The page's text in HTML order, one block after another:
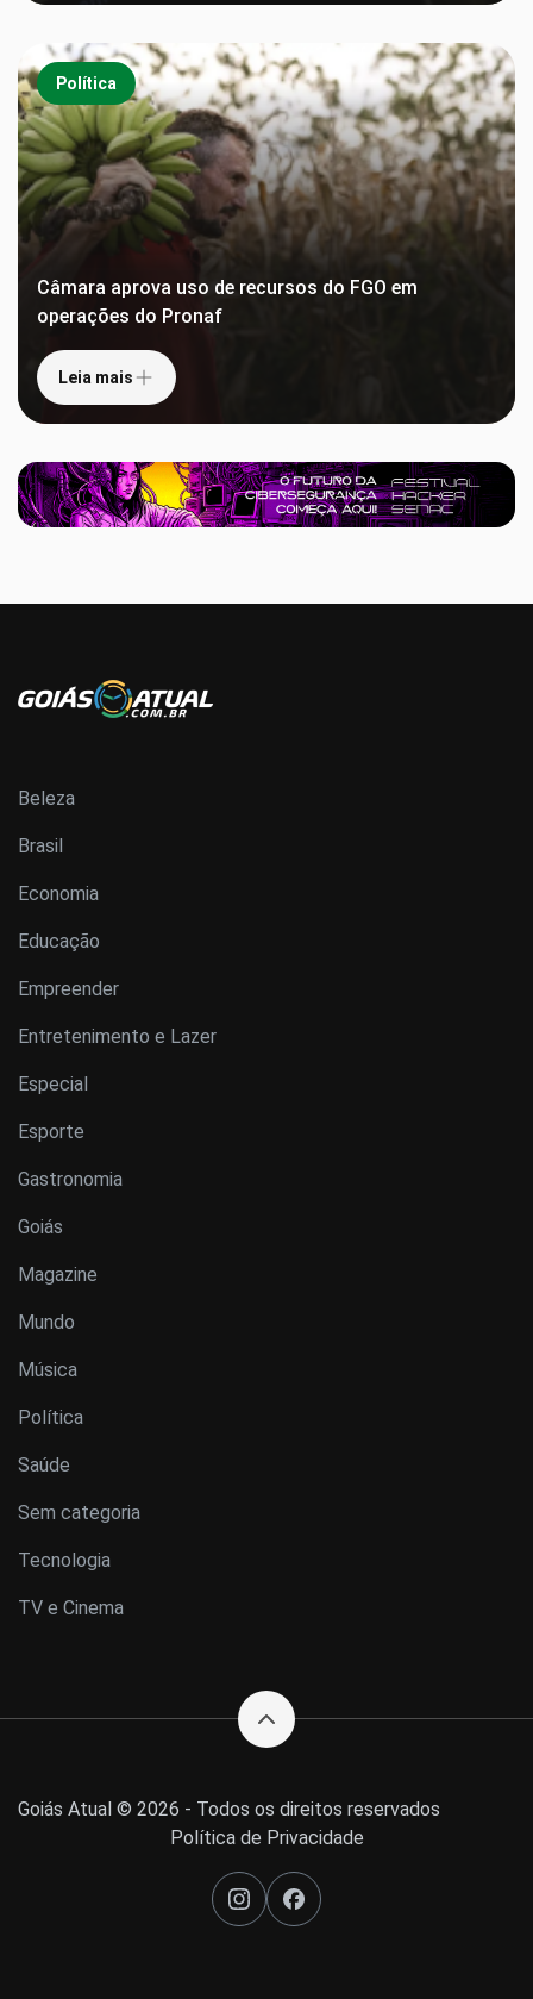
Política
Câmara aprova uso de recursos do FGO em
operações do Pronaf
Leia mais
Beleza
Brasil
Economia
Educação
Empreender
Entretenimento e Lazer
Especial
Esporte
Gastronomia
Goiás
Magazine
Mundo
Música
Política
Saúde
Sem categoria
Tecnologia
TV e Cinema
Goiás Atual © 2026 - Todos os direitos reservados
Política de Privacidade